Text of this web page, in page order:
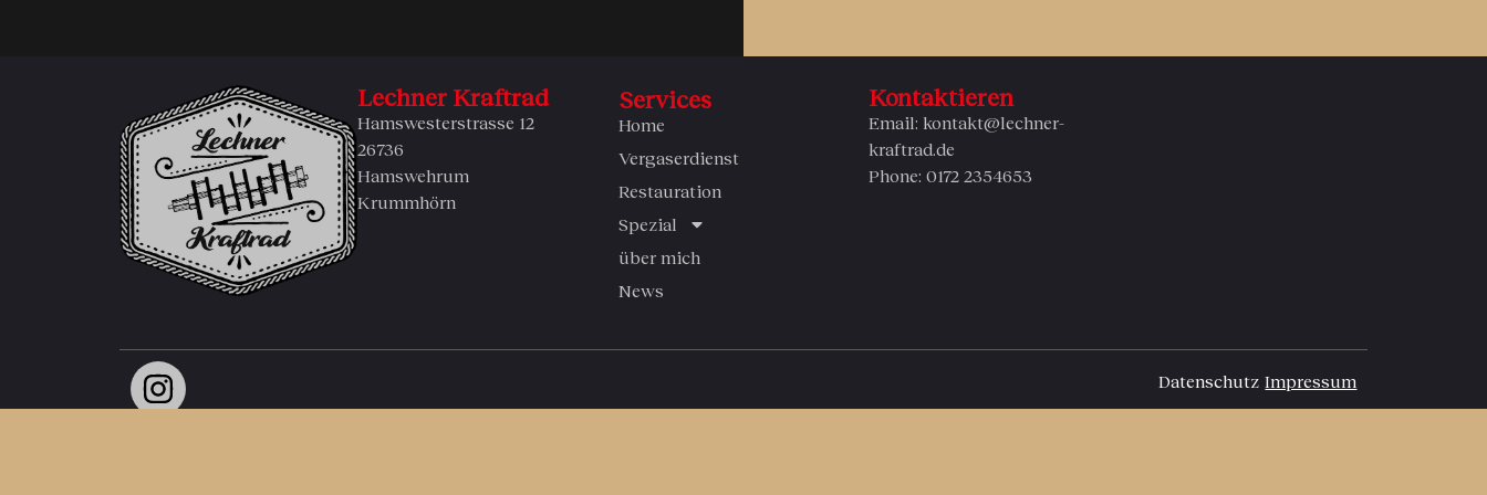
Lechner Kraftrad
Hamswesterstrasse 12
26736
Hamswehrum
Krummhörn
Services
Home
Vergaserdienst
Restauration
Spezial
über mich
News
Kontaktieren
Email: kontakt@lechner-
kraftrad.de
Phone: 0172 2354653
Datenschutz Impressum